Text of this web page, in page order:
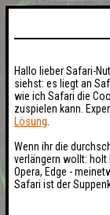
Hallo lieber Safari-
siehst: es liegt an
wie ich Safari die
zuspielen kann.
Lösung
Wenn ihr die
verlängern wollt: holt
Opera, Edge -
Safari ist der